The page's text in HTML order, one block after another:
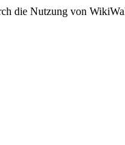
die Nutzung von